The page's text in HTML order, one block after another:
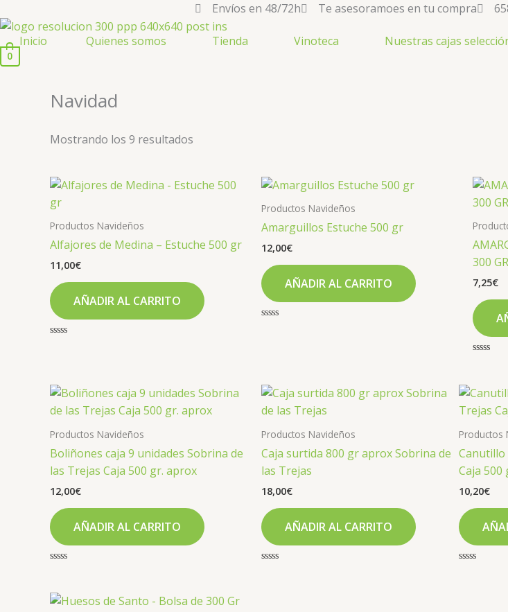
al
contenido
Envíos en 48/72h Te asesoramoes en tu compra
Inicio Quienes somos Tienda Vinoteca Nuestras cajas
0
Navidad
Mostrando los 9 resultados
Productos Navideños
Alfajores de Medina – Estuche 500 gr
11,00€
AÑADIR AL CARRITO
Productos Navideños
Amarguillos Estuche 500 gr
12,00€
AÑADIR AL CARRITO
300 GR
7,25€
de
5
Productos Navideños
Boliñones caja 9 unidades Sobrina de
las Trejas Caja 500 gr. aprox
12,00€
AÑADIR AL CARRITO
de
5
Productos Navideños
Caja surtida 800 gr aprox Sobrina de
las Trejas
18,00€
AÑADIR AL CARRITO
Productos
Canutillo
Caja 500
10,20€